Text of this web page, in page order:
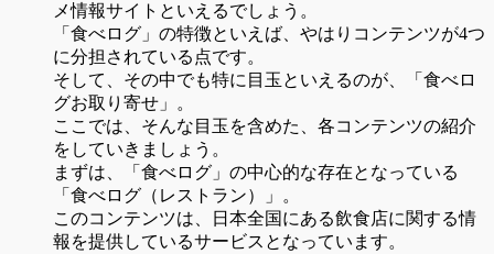
メ情報サイトといえるでしょう。
「食べログ」の特徴といえば、やはりコンテンツが4つ
に分担されている点です。
そして、その中でも特に目玉といえるのが、「食べロ
グお取り寄せ」。
ここでは、そんな目玉を含めた、各コンテンツの紹介
をしていきましょう。
まずは、「食べログ」の中心的な存在となっている
「食べログ（レストラン）」。
このコンテンツは、日本全国にある飲食店に関する情
報を提供しているサービスとなっています。